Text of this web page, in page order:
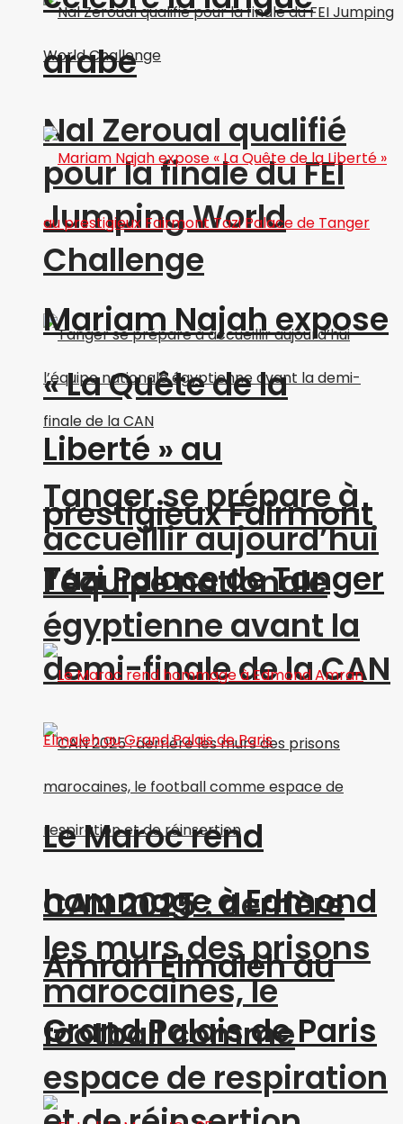
Nal Zeroual qualifié
pour la finale du FEI
Jumping World
Challenge
Tanger se prépare à
accueillir aujourd’hui
l’équipe nationale
égyptienne avant la
demi-finale de la CAN
CAN 2025 : derrière
les murs des prisons
marocaines, le
football comme
espace de respiration
arabe
Mariam Najah expose
« La Quête de la
Liberté » au
prestigieux Fairmont
Tazi Palace de Tanger
Le Maroc rend
hommage à Edmond
Amran Elmaleh au
Grand Palais de Paris